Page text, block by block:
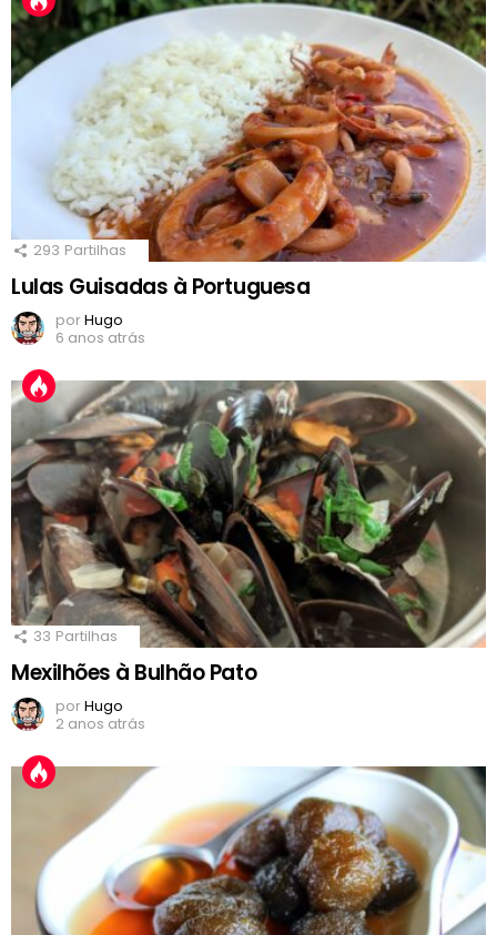
293 Partilhas
Lulas Guisadas à Portuguesa
porHugo
6 anos atrás
33 Partilhas
Mexilhões à Bulhão Pato
porHugo
2 anos atrás